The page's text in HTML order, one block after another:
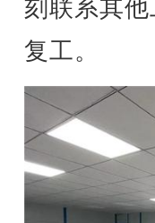
刻联系其
复工。